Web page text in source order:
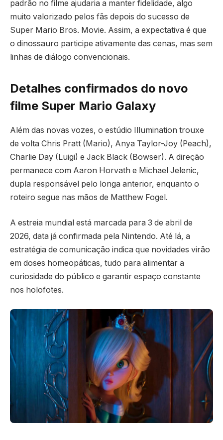
padrão no filme ajudaria a manter fidelidade, algo
muito valorizado pelos fãs depois do sucesso de
Super Mario Bros. Movie. Assim, a expectativa é que
o dinossauro participe ativamente das cenas, mas sem
linhas de diálogo convencionais.
Detalhes confirmados do novo
filme Super Mario Galaxy
Além das novas vozes, o estúdio Illumination trouxe
de volta Chris Pratt (Mario), Anya Taylor-Joy (Peach),
Charlie Day (Luigi) e Jack Black (Bowser). A direção
permanece com Aaron Horvath e Michael Jelenic,
dupla responsável pelo longa anterior, enquanto o
roteiro segue nas mãos de Matthew Fogel.
A estreia mundial está marcada para 3 de abril de
2026, data já confirmada pela Nintendo. Até lá, a
estratégia de comunicação indica que novidades virão
em doses homeopáticas, tudo para alimentar a
curiosidade do público e garantir espaço constante
nos holofotes.